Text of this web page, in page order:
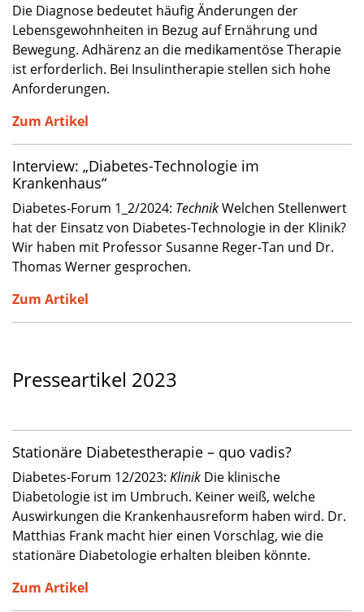
Die Diagnose bedeutet häufig Änderungen der
Lebensgewohnheiten in Bezug auf Ernährung und
Bewegung. Adhärenz an die medikamentöse Therapie
ist erforderlich. Bei Insulintherapie stellen sich hohe
Anforderungen.
Zum Artikel
Interview: „Diabetes-Technologie im
Krankenhaus“
Diabetes-Forum 1_2/2024: TechnikWelchen Stellenwert
hat der Einsatz von Diabetes-Technologie in der Klinik?
Wir haben mit Professor Susanne Reger-Tan und Dr.
Thomas Werner gesprochen.
Zum Artikel
Presseartikel 2023
Stationäre Diabetestherapie – quo vadis?
Diabetes-Forum 12/2023: Klinik Die klinische
Diabetologie ist im Umbruch. Keiner weiß, welche
Auswirkungen die Krankenhausreform haben wird. Dr.
Matthias Frank macht hier einen Vorschlag, wie die
stationäre Diabetologie erhalten bleiben könnte.
Zum Artikel